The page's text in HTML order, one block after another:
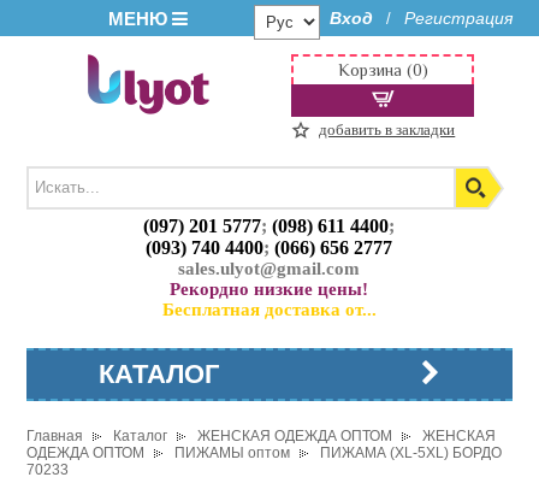
МЕНЮ Вход / Регистрация
(097) 201 5777;(098) 611 4400;
(093) 740 4400;(066) 656 2777
sales.ulyot@gmail.com
Рекордно низкие цены!
Бесплатная доставка от...
Корзина (0)
добавить в закладки
КАТАЛОГ
Главная Каталог ЖЕНСКАЯ ОДЕЖДА ОПТОМ
ЖЕНСКАЯ
ОДЕЖДА ОПТОМ
ПИЖАМЫ оптом
ПИЖАМА (XL-5XL) БОРДО
70233